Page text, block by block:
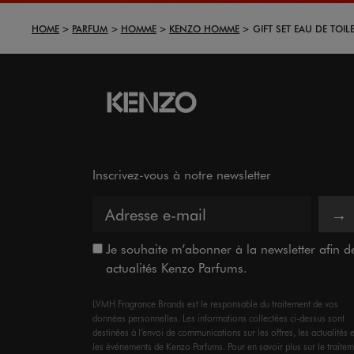
HOME PARFUM HOMME KENZO HOMME GIFT SET EAU DE
Inscrivez-vous à notre newsletter
→
Je souhaite m’abonner à la newsletter afin
actualités Kenzo Parfums.
LVMH Fragrance Brands est le responsable du traitement de vos
données personnelles. Les informations collectées ci-dessus sont
destinées à l’envoi de communications sur les offres, les actualités
les événements de Kenzo Parfums. Pour en savoir plus sur le